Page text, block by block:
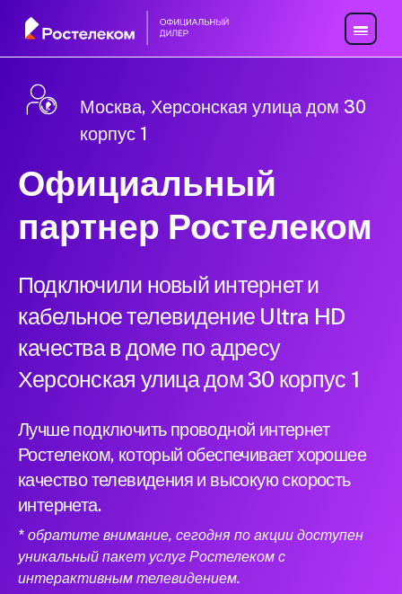
Москва, Херсонская улица дом 30
корпус 1
Официальный
партнер Ростелеком
Подключили новый интернет и
кабельное телевидение Ultra HD
качества в доме по адресу
Херсонская улица дом 30 корпус 1
Лучше подключить проводной интернет
Ростелеком, который обеспечивает хорошее
качество телевидения и высокую скорость
интернета.
* обратите внимание, сегодня по акции доступен
уникальный пакет услуг Ростелеком с
интерактивным телевидением.